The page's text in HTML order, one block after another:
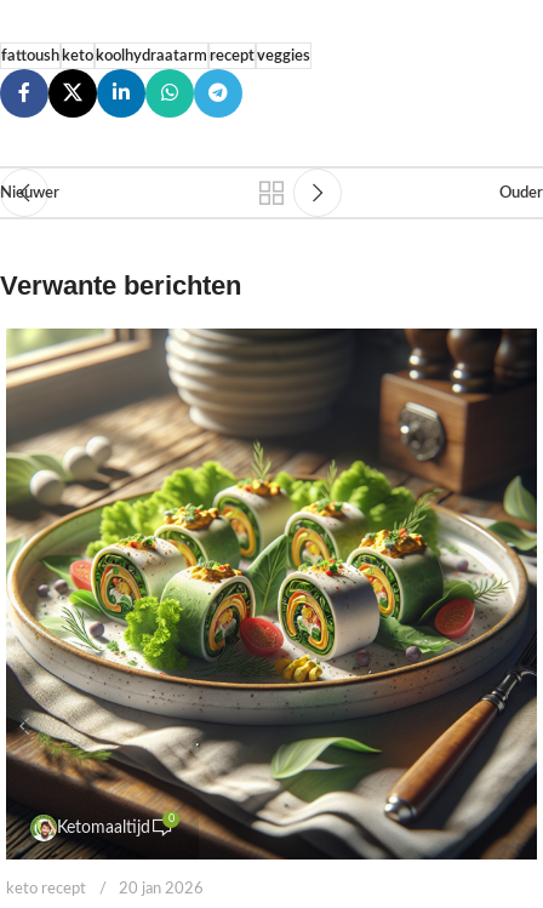
fattoush keto koolhydraatarm receptveggies
Nieuwer Ouder
Verwante berichten
Ketomaaltijd
0
keto recept 20 jan 2026